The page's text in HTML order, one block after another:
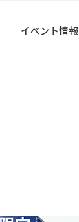
イベント情報